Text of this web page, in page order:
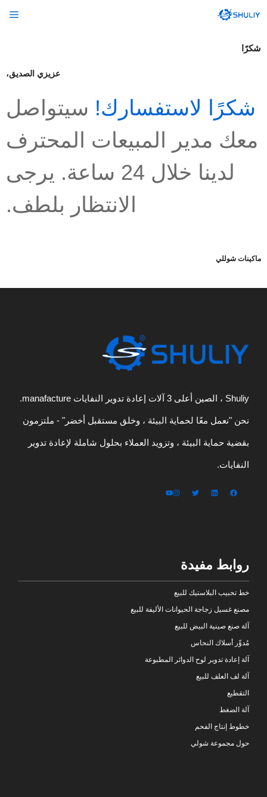
إلى
شكرًا
عزيزي الصديق،
شكرًا لاستفسارك! سيتواصل
معك مدير المبيعات المحترف
لدينا خلال 24 ساعة. يرجى
الانتظار بلطف.
ماكينات شوللي
Shuliy ، الصين أعلى 3 آلات إعادة تدوير النفايات manafacture.
نحن "نعمل معًا لحماية البيئة ، وخلق مستقبل أخضر" - ملتزمون
بقضية حماية البيئة ، وتزويد العملاء بحلول شاملة لإعادة تدوير
النفايات.
روابط مفيدة
خط تحبيب البلاستيك للبيع
مصنع غسيل زجاجة الحيوانات الأليفة للبيع
آلة صنع صينية البيض للبيع
مُدوِّر أسلاك النحاس
آلة إعادة تدوير لوح الدوائر المطبوعة
آلة لف العلف للبيع
التقطيع
آلة الضغط
خطوط إنتاج الفحم
حول مجموعة شولي